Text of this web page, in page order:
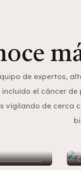
de expertos,
incluido el cáncer
vigilando de cerca